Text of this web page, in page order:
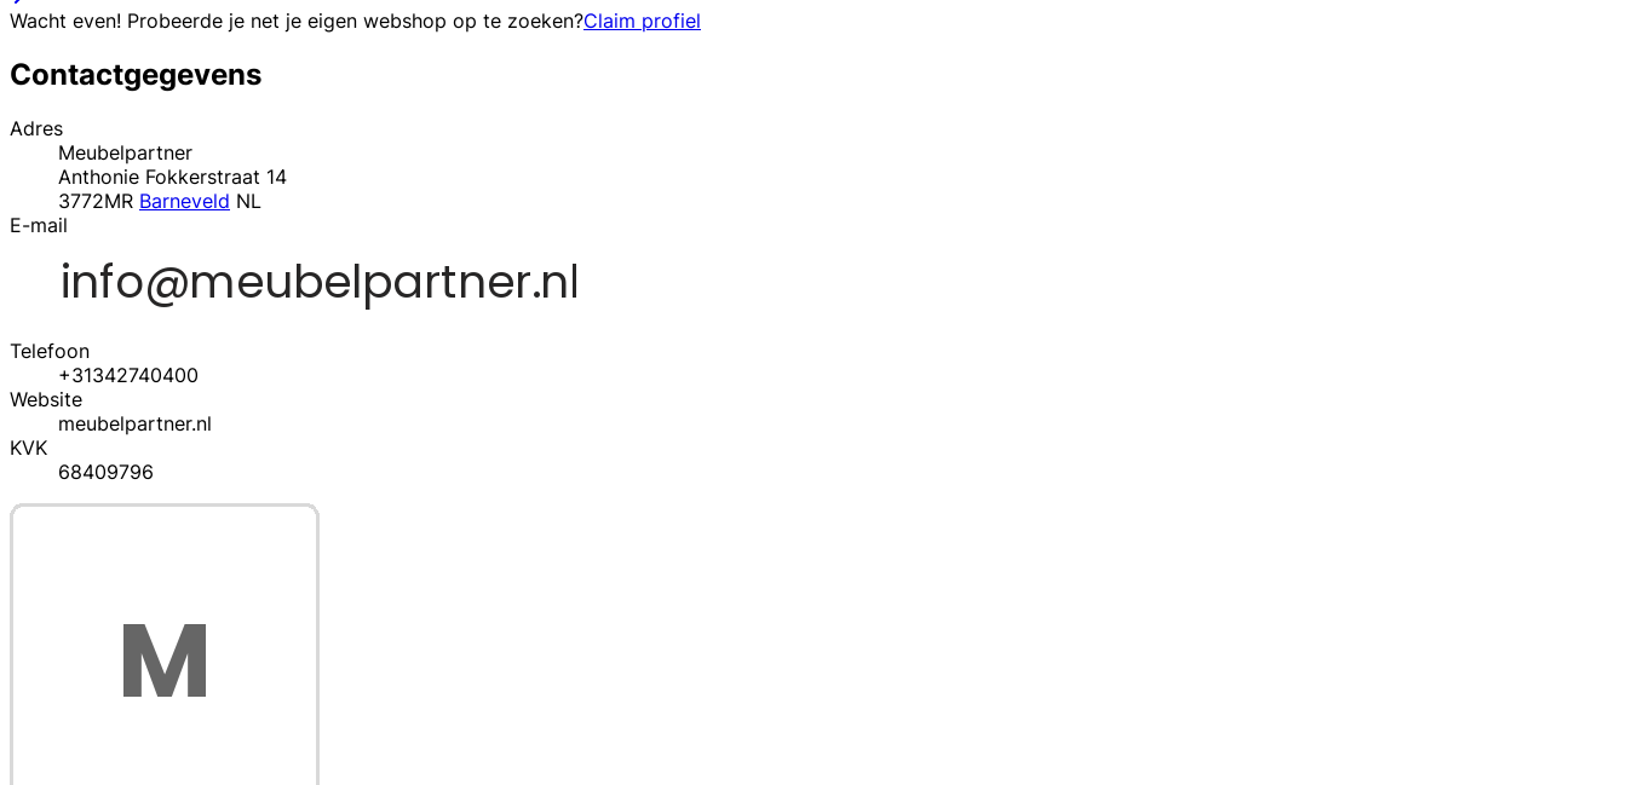
Wacht even! Probeerde je net je eigen webshop op te zoeken?Claim profiel
Contactgegevens
Adres
Meubelpartner
Anthonie Fokkerstraat 14
3772MR Barneveld NL
E-mail
Telefoon
+31342740400
Website
meubelpartner.nl
KVK
68409796